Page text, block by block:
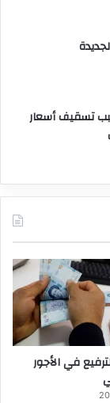
بسبب تسقيف أسعار
في الأجور